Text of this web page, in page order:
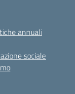
annuali
sociale